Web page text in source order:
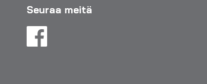
Seuraa meitä